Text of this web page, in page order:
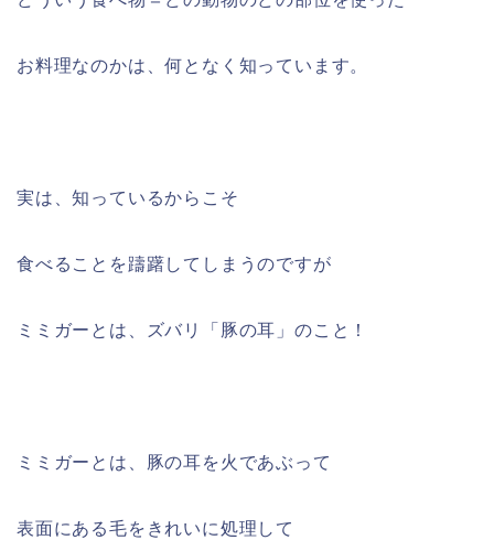
お料理なのかは、何となく知っています。
実は、知っているからこそ
食べることを躊躇してしまうのですが
ミミガーとは、ズバリ「豚の耳」のこと！
ミミガーとは、豚の耳を火であぶって
表面にある毛をきれいに処理して